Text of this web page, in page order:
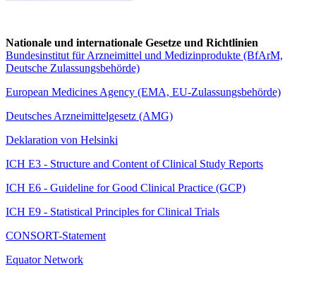
Nationale und internationale Gesetze und Richtlinien
Bundesinstitut für Arzneimittel und Medizinprodukte (BfArM,
Deutsche Zulassungsbehörde)
European Medicines Agency (EMA, EU-Zulassungsbehörde)
Deutsches Arzneimittelgesetz (AMG)
Deklaration von Helsinki
ICH E3 - Structure and Content of Clinical Study Reports
ICH E6 - Guideline for Good Clinical Practice (GCP)
ICH E9 - Statistical Principles for Clinical Trials
CONSORT-Statement
Equator Network